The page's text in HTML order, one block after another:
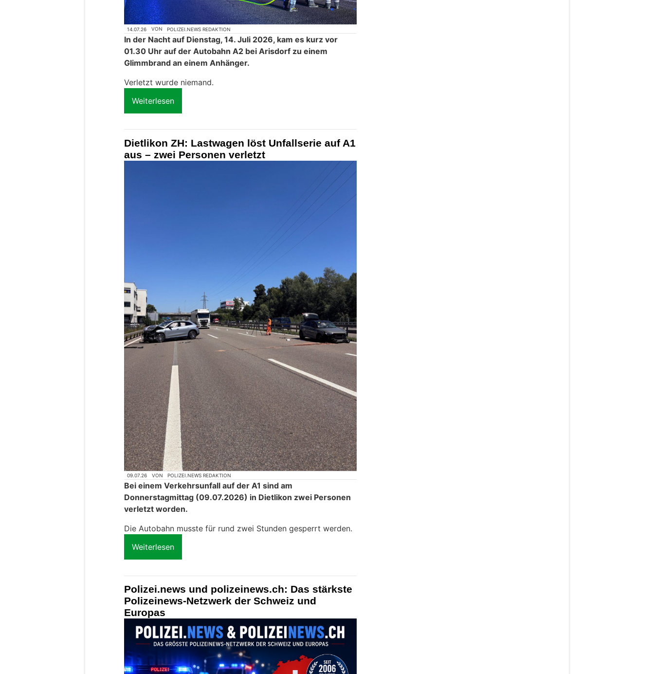
14.07.26 VON POLIZEI.NEWS REDAKTION
In der Nacht auf Dienstag, 14. Juli 2026, kam es kurz vor
01.30 Uhr auf der Autobahn A2 bei Arisdorf zu einem
Glimmbrand an einem Anhänger.
Verletzt wurde niemand.
Weiterlesen
Dietlikon ZH: Lastwagen löst Unfallserie auf A1
aus – zwei Personen verletzt
09.07.26 VON POLIZEI.NEWS REDAKTION
Bei einem Verkehrsunfall auf der A1 sind am
Donnerstagmittag (09.07.2026) in Dietlikon zwei Personen
verletzt worden.
Die Autobahn musste für rund zwei Stunden gesperrt werden.
Weiterlesen
Polizei.news und polizeinews.ch: Das stärkste
Polizeinews-Netzwerk der Schweiz und
Europas